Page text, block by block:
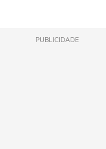
PUBLICIDADE